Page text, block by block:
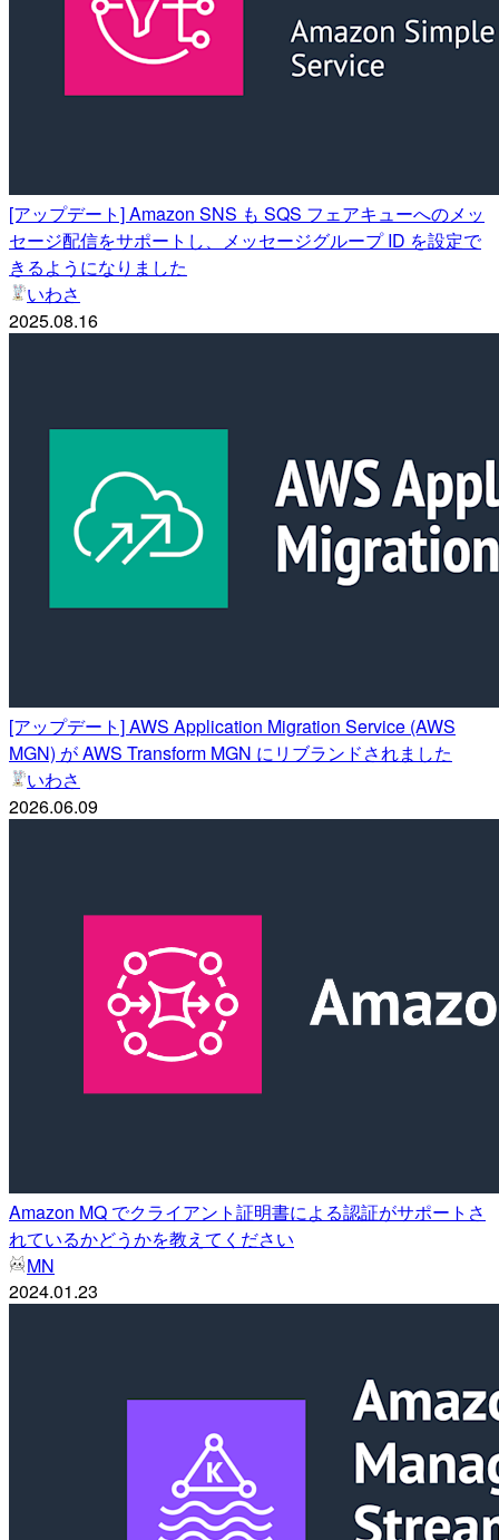
[アップデート] Amazon SNS も SQS フェアキューへのメッ
セージ配信をサポートし、メッセージグループ ID を設定で
きるようになりました
いわさ
2025.08.16
[アップデート] AWS Application Migration Service (AWS
MGN) が AWS Transform MGN にリブランドされました
いわさ
2026.06.09
Amazon MQ でクライアント証明書による認証がサポートさ
れているかどうかを教えてください
MN
2024.01.23